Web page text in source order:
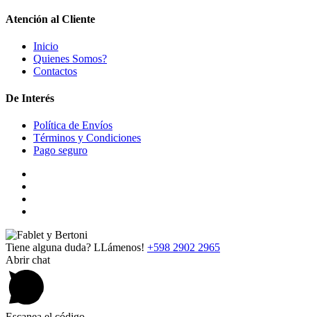
Atención al Cliente
Inicio
Quienes Somos?
Contactos
De Interés
Política de Envíos
Términos y Condiciones
Pago seguro
Tiene alguna duda? LLámenos! +598 2902 2965
Abrir chat